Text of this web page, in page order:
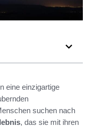
eine einzigartige
suchen nach
, das sie mit ihren